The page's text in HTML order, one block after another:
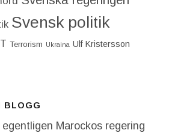
Svensk politik
Terrorism Ukraina Ulf Kristersson
BLOGG
Marockos regering